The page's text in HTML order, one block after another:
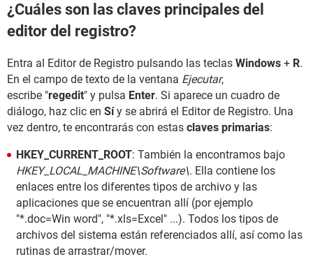
¿Cuáles son las claves principales del
editor del registro?
Entra al Editor de Registro pulsando las teclas Windows + R.
En el campo de texto de la ventana Ejecutar,
escribe "regedit" y pulsa Enter. Si aparece un cuadro de
diálogo, haz clic en Síy se abrirá el Editor de Registro. Una
vez dentro, te encontrarás con estas claves primarias:
HKEY_CURRENT_ROOT: También la encontramos bajo
HKEY_LOCAL_MACHINE\Software\. Ella contiene los
enlaces entre los diferentes tipos de archivo y las
aplicaciones que se encuentran allí (por ejemplo
"*.doc=Win word", "*.xls=Excel" ...). Todos los tipos de
archivos del sistema están referenciados allí, así como las
rutinas de arrastrar/mover.